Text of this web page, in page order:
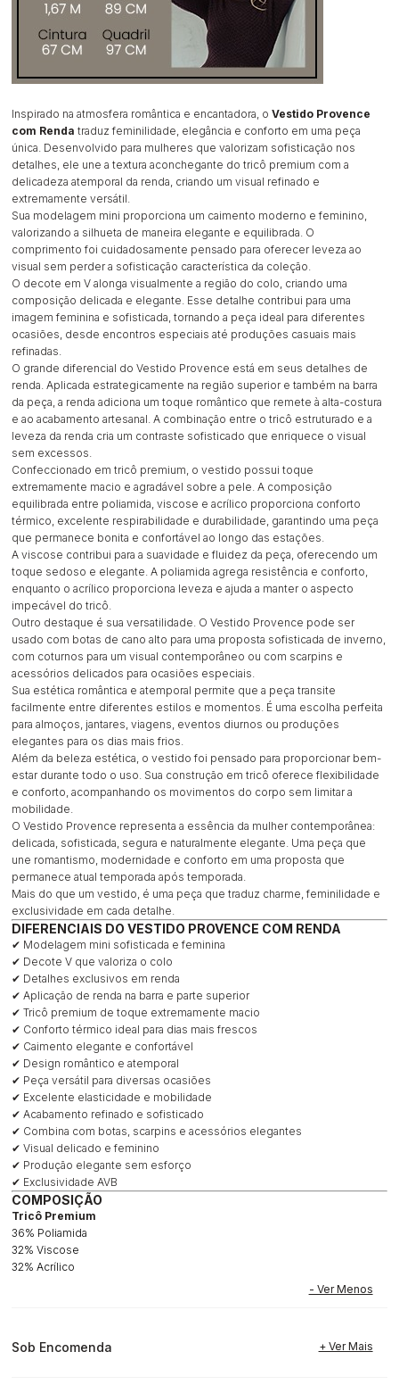
Inspirado na atmosfera romântica e encantadora, oVestido Provence
com Renda traduz feminilidade, elegância e conforto em uma peça
única. Desenvolvido para mulheres que valorizam sofisticação nos
detalhes, ele une a textura aconchegante do tricô premium com a
delicadeza atemporal da renda, criando um visual refinado e
extremamente versátil.
Sua modelagem mini proporciona um caimento moderno e feminino,
valorizando a silhueta de maneira elegante e equilibrada. O
comprimento foi cuidadosamente pensado para oferecer leveza ao
visual sem perder a sofisticação característica da coleção.
O decote em V alonga visualmente a região do colo, criando uma
composição delicada e elegante. Esse detalhe contribui para uma
imagem feminina e sofisticada, tornando a peça ideal para diferentes
ocasiões, desde encontros especiais até produções casuais mais
refinadas.
O grande diferencial do Vestido Provence está em seus detalhes de
renda. Aplicada estrategicamente na região superior e também na barra
da peça, a renda adiciona um toque romântico que remete à alta-costura
e ao acabamento artesanal. A combinação entre o tricô estruturado e a
leveza da renda cria um contraste sofisticado que enriquece o visual
sem excessos.
Confeccionado em tricô premium, o vestido possui toque
extremamente macio e agradável sobre a pele. A composição
equilibrada entre poliamida, viscose e acrílico proporciona conforto
térmico, excelente respirabilidade e durabilidade, garantindo uma peça
que permanece bonita e confortável ao longo das estações.
A viscose contribui para a suavidade e fluidez da peça, oferecendo um
toque sedoso e elegante. A poliamida agrega resistência e conforto,
enquanto o acrílico proporciona leveza e ajuda a manter o aspecto
impecável do tricô.
Outro destaque é sua versatilidade. O Vestido Provence pode ser
usado com botas de cano alto para uma proposta sofisticada de inverno,
com coturnos para um visual contemporâneo ou com scarpins e
acessórios delicados para ocasiões especiais.
Sua estética romântica e atemporal permite que a peça transite
facilmente entre diferentes estilos e momentos. É uma escolha perfeita
para almoços, jantares, viagens, eventos diurnos ou produções
elegantes para os dias mais frios.
Além da beleza estética, o vestido foi pensado para proporcionar bem-
estar durante todo o uso. Sua construção em tricô oferece flexibilidade
e conforto, acompanhando os movimentos do corpo sem limitar a
mobilidade.
O Vestido Provence representa a essência da mulher contemporânea:
delicada, sofisticada, segura e naturalmente elegante. Uma peça que
une romantismo, modernidade e conforto em uma proposta que
permanece atual temporada após temporada.
Mais do que um vestido, é uma peça que traduz charme, feminilidade e
exclusividade em cada detalhe.
DIFERENCIAIS DO VESTIDO PROVENCE COM RENDA
✔ Modelagem mini sofisticada e feminina
✔ Decote V que valoriza o colo
✔ Detalhes exclusivos em renda
✔ Aplicação de renda na barra e parte superior
✔ Tricô premium de toque extremamente macio
✔ Conforto térmico ideal para dias mais frescos
✔ Caimento elegante e confortável
✔ Design romântico e atemporal
✔ Peça versátil para diversas ocasiões
✔ Excelente elasticidade e mobilidade
✔ Acabamento refinado e sofisticado
✔ Combina com botas, scarpins e acessórios elegantes
✔ Visual delicado e feminino
✔ Produção elegante sem esforço
✔ Exclusividade AVB
COMPOSIÇÃO
Tricô Premium
36% Poliamida
32% Viscose
32% Acrílico
Sob Encomenda